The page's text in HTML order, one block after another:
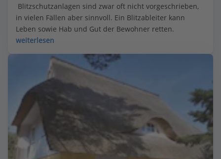
Blitzschutzanlagen sind zwar oft nicht vorgeschrieben,
in vielen Fällen aber sinnvoll. Ein Blitzableiter kann
Leben sowie Hab und Gut der Bewohner retten.
weiterlesen